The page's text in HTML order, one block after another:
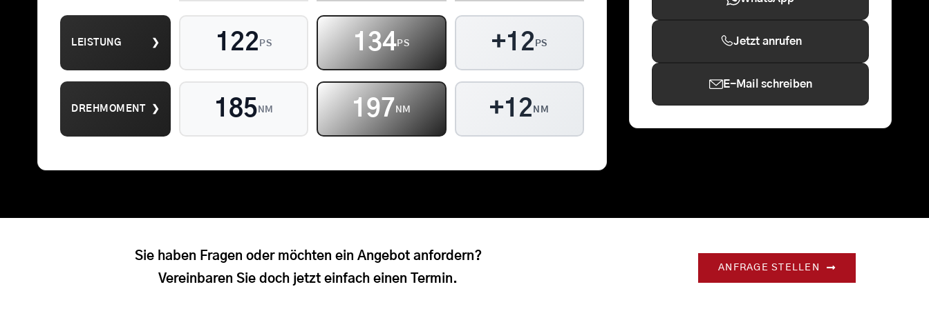
Kontakt
LEISTUNG ❯ 122 PS 134 PS +12 PS
DREHMOMENT ❯ 185 NM 197 NM +12 NM
Jetzt anrufen
E-Mail schreiben
Sie haben Fragen oder möchten ein Angebot anfordern?
Vereinbaren Sie doch jetzt einfach einen Termin.
ANFRAGE STELLEN